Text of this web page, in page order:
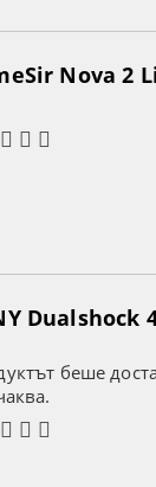
Nova 2
Dualshock
беше